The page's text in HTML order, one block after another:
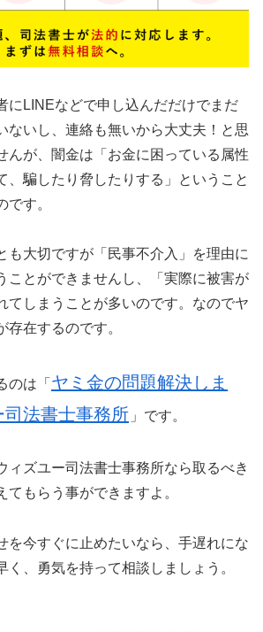
にLINEなどで申し込んだだけでまだ
ないし、連絡も無いから大丈夫！と思
んが、闇金は「お金に困っている属性
、騙したり脅したりする」ということ
です。
も大切ですが「民事不介入」を理由に
ことができませんし、「実際に被害が
てしまうことが多いのです。なのでヤ
存在するのです。
のは「 ヤミ金の問題解決しま
法書士事務所 」です。
ィズユー司法書士事務所なら取るべき
てもらう事ができますよ。
を今すぐに止めたいなら、手遅れにな
く、勇気を持って相談しましょう。